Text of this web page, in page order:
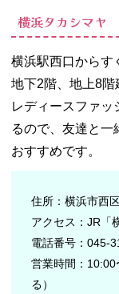
− 横浜ワー
ルドポータ
ーズ
− よこはま
ルド
− 横浜中華
街
− 元町公園
− 新横浜ス
ケートセン
ター
02. 横浜で高校
デートにおすす
めのスポット15
横浜タカシマヤ
横浜駅西口からす
地下2階、地上8階
レディースファッ
るので、友達と一
おすすめです。
住所：横浜市西
アクセス：JR「
電話番号：045-
営業時間：
る）